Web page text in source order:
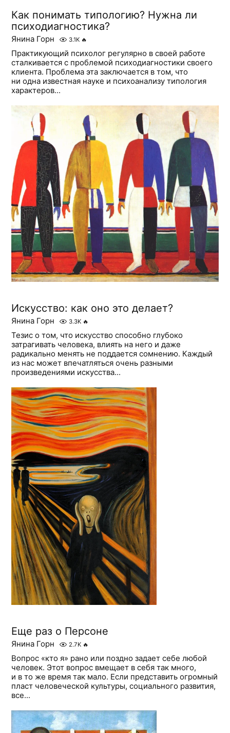
Как понимать типологию? Нужна ли
психодиагностика?
Янина Горн 3.1K 🔥
Практикующий психолог регулярно в своей работе
сталкивается с проблемой психодиагностики своего
клиента. Проблема эта заключается в том, что
ни одна известная науке и психоанализу типология
характеров...
Искусство: как оно это делает?
Янина Горн 3.3K 🔥
Тезис о том, что искусство способно глубоко
затрагивать человека, влиять на него и даже
радикально менять не поддается сомнению. Каждый
из нас может впечатляться очень разными
произведениями искусства...
Еще раз о Персоне
Янина Горн 2.7K 🔥
Вопрос «кто я» рано или поздно задает себе любой
человек. Этот вопрос вмещает в себя так много,
и в то же время так мало. Если представить огромный
пласт человеческой культуры, социального развития,
все...